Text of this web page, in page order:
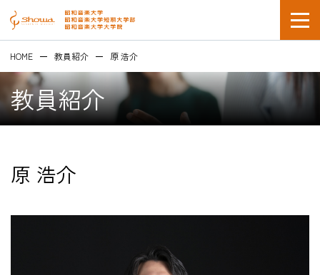
HOME 教員紹介 原 浩介
教員紹介
原 浩介